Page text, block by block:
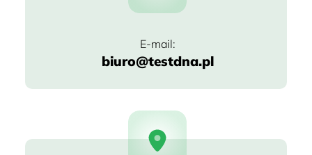
biuro@testdna.pl